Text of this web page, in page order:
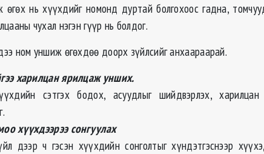
нь хүүхдийг номонд дуртай болгохоос гадна,
чухал нэгэн гүүр нь болдог.
ном уншиж өгөхдөө доорх зүйлсийг анхаараарай.
харилцан ярилцаж унших.
сэтгэх бодох, асуудлыг шийдвэрлэх, харилцан
хүүхдээрээ сонгуулах
дээр ч гэсэн хүүхдийн сонголтыг хүндэтгэснээр